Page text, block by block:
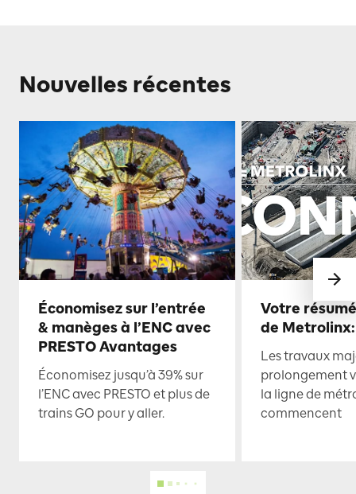
Nouvelles récentes
Économisez sur l’entrée
& manèges à l’ENC avec
PRESTO Avantages
Économisez jusqu’à 39% sur
l’ENC avec PRESTO et plus de
trains GO pour y aller.
Votre
de
Les travaux
prolongement
la ligne de
commencent